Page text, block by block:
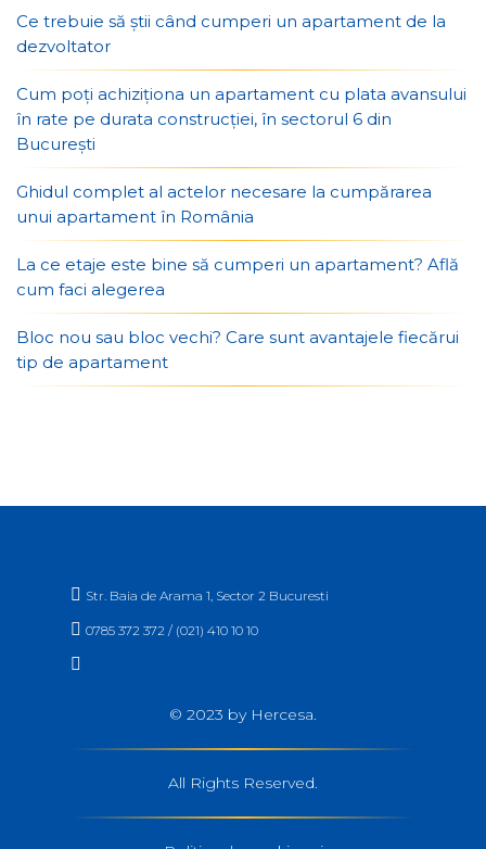
Ce trebuie să știi când cumperi un apartament de la
dezvoltator
Cum poți achiziționa un apartament cu plata avansului
în rate pe durata construcției, în sectorul 6 din
București
Ghidul complet al actelor necesare la cumpărarea
unui apartament în România
La ce etaje este bine să cumperi un apartament? Află
cum faci alegerea
Bloc nou sau bloc vechi? Care sunt avantajele fiecărui
tip de apartament
 Str. Baia de Arama 1, Sector 2 Bucuresti
 0785 372 372 / (021) 410 10 10

© 2023 by Hercesa.
All Rights Reserved.